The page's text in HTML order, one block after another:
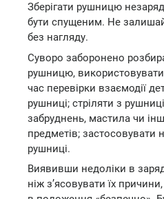
Зберігати рушницю
бути спущеним. Не
без нагляду.
Суворо заборонено
рушницю, використовувати
час перевірки взаємодії
рушниці; стріляти з
забруднень, мастила чи
предметів; застосовувати
рушниці.
Виявивши недоліки в
ніж з’ясовувати їх